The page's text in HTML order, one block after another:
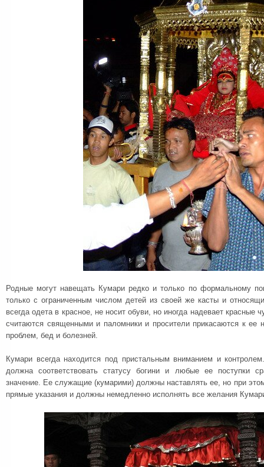
Родные могут навещать Кумари редко и только по формальному
только с ограниченным числом детей из своей же касты и
всегда одета в красное, не носит обуви, но иногда надевает красные
считаются священными и паломники и просители прикасаются к ее
проблем, бед и болезней.
Кумари всегда находится под пристальным вниманием и
должна соответствовать статусу богини и любые ее поступки
значение. Ее служащие (кумарими) должны наставлять ее, но при
прямые указания и должны немедленно исполнять все желания